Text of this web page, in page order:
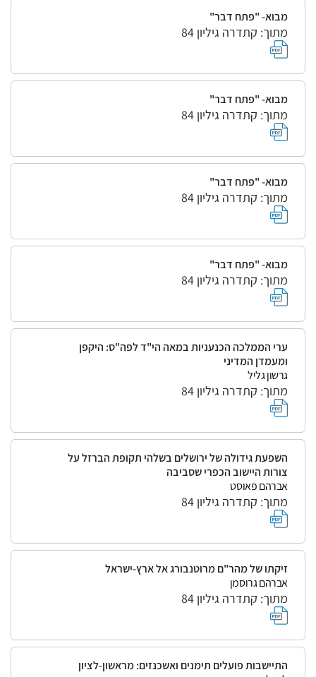
מבוא- "פתח דבר"
מתוך: קתדרה גיליון 84
מבוא- "פתח דבר"
מתוך: קתדרה גיליון 84
מבוא- "פתח דבר"
מתוך: קתדרה גיליון 84
מבוא- "פתח דבר"
מתוך: קתדרה גיליון 84
ערי הממלכה הכנעניות במאה הי"ד לפה"ס: היקפן
ומעמדן המדיני
גרשון גליל
מתוך: קתדרה גיליון 84
השפעת גידולה של ירושלים בשלהי תקופת הברזל על
צורות היישוב הכפרי שסביבה
אברהם פאוסט
מתוך: קתדרה גיליון 84
זיקתו של מהר"ם מרוטנבורג אל ארץ-ישראל
אברהם גרוסמן
מתוך: קתדרה גיליון 84
התיישבות פועלים תימנים ואשכנזים: מראשון-לציון